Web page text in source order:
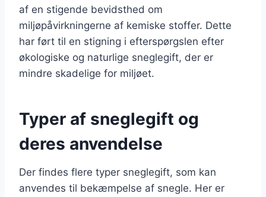
af en stigende bevidsthed om
miljøpåvirkningerne af kemiske stoffer. Dette
har ført til en stigning i efterspørgslen efter
økologiske og naturlige sneglegift, der er
mindre skadelige for miljøet.
Typer af sneglegift og
deres anvendelse
Der findes flere typer sneglegift, som kan
anvendes til bekæmpelse af snegle. Her er